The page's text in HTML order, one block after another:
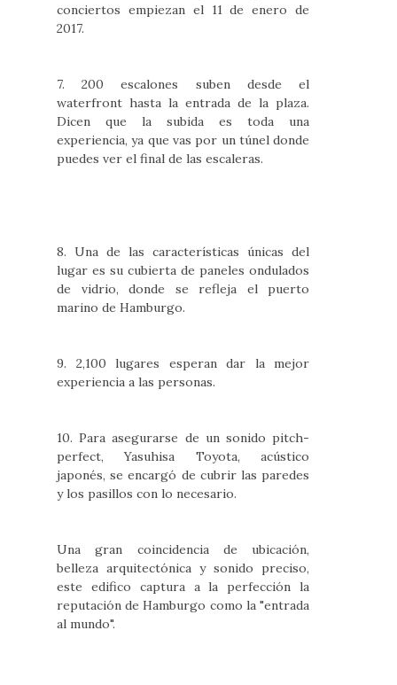
conciertos empiezan el 11 de enero de
2017.
7. 200 escalones suben desde el
waterfront hasta la entrada de la plaza.
Dicen que la subida es toda una
experiencia, ya que vas por un túnel donde
puedes ver el final de las escaleras.
8. Una de las características únicas del
lugar es su cubierta de paneles ondulados
de vidrio, donde se refleja el puerto
marino de Hamburgo.
9. 2,100 lugares esperan dar la mejor
experiencia a las personas.
10. Para asegurarse de un sonido pitch-
perfect, Yasuhisa Toyota, acústico
japonés, se encargó de cubrir las paredes
y los pasillos con lo necesario.
Una gran coincidencia de ubicación,
belleza arquitectónica y sonido preciso,
este edifico captura a la perfección la
reputación de Hamburgo como la "entrada
al mundo".